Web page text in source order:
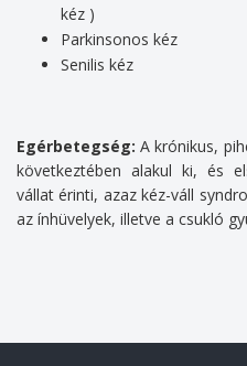
kéz )
Parkinsonos kéz
Senilis kéz
Egérbetegség:A krónikus,
következtében alakul ki, és
vállat érinti, azaz kéz-váll
az ínhüvelyek, illetve a csukló